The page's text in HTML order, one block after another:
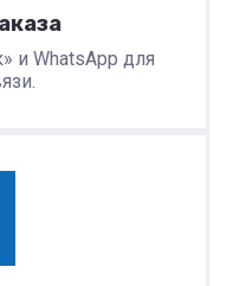
и WhatsApp для